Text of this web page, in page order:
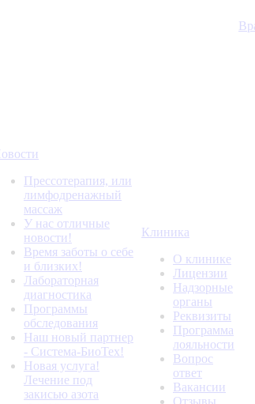
Прессотерапия, или
лимфодренажный
массаж
У нас отличные
новости!
Время заботы о себе
и близких!
Лабораторная
диагностика
Программы
обследования
Наш новый партнер
- Система-БиоТех!
Новая услуга!
Лечение под
закисью азота
Клиника
О клинике
Лицензии
Надзорные
органы
Реквизиты
Программа
лояльности
Вопрос
ответ
Вакансии
Отзывы